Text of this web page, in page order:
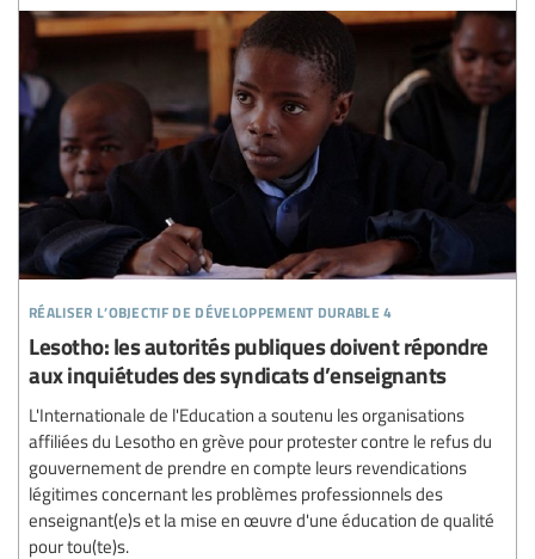
réaliser l’objectif de développement durable 4
Lesotho: les autorités publiques doivent répondre
aux inquiétudes des syndicats d’enseignants
L'Internationale de l'Education a soutenu les organisations
affiliées du Lesotho en grève pour protester contre le refus du
gouvernement de prendre en compte leurs revendications
légitimes concernant les problèmes professionnels des
enseignant(e)s et la mise en œuvre d'une éducation de qualité
pour tou(te)s.